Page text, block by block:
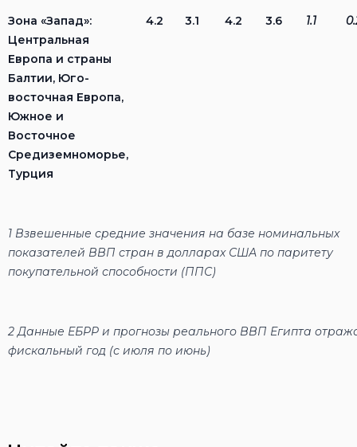
Зона «Запад»:
Центральная
Европа и страны
Балтии, Юго-
восточная Европа,
Южное и
Восточное
Средиземноморье,
Турция
4.2 3.1 4.2 3.6 1.1
1 Взвешенные средние значения на базе номинальных
показателей ВВП стран в долларах США по паритету
покупательной способности (ППС)
2Данные ЕБРР и прогнозы реального ВВП Египта
фискальный год (с июля по июнь)